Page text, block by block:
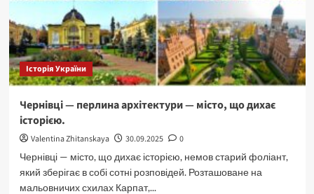
Історія України
Чернівці — перлина архітектури — місто, що дихає
історією.
Valentina Zhitanskaya 30.09.2025
0
Чернівці — місто, що дихає історією, немов старий фоліант,
який зберігає в собі сотні розповідей. Розташоване на
мальовничих схилах Карпат,...